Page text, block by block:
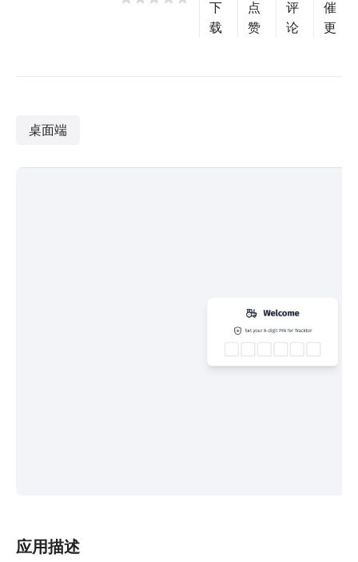
下
载
点
赞
评
论
催
更
桌面端
应用描述